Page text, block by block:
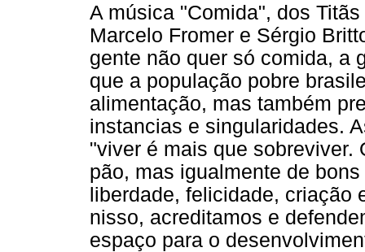
A música "Comida", dos
Marcelo Fromer e Sérgio
gente não quer só comida, a
que a população pobre
alimentação, mas também
instancias e singularidades.
"viver é mais que sobreviver.
pão, mas igualmente de
liberdade, felicidade, criação
nisso, acreditamos e
espaço para o